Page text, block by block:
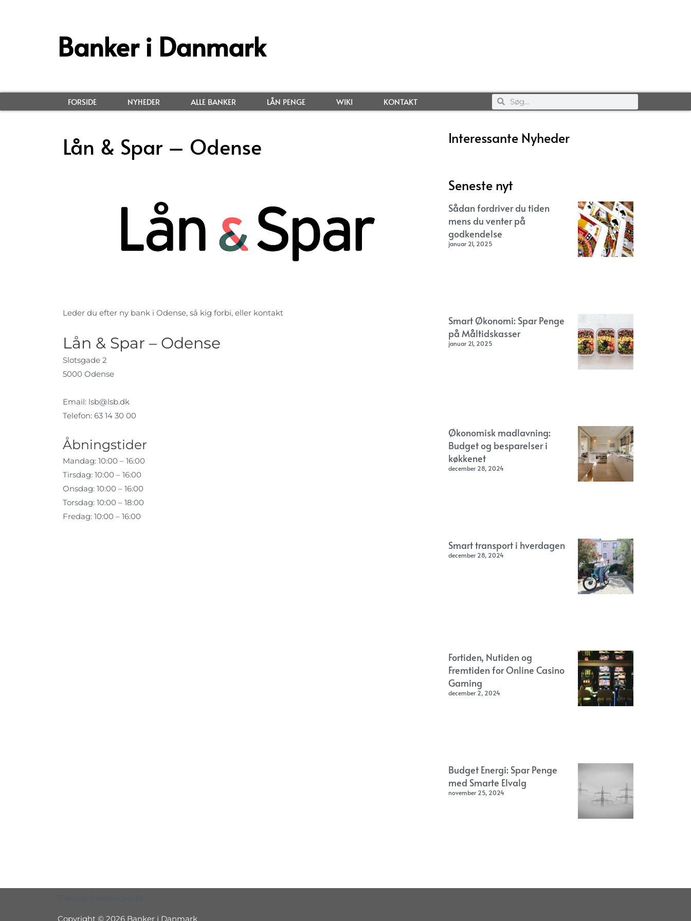
Banker i Danmark
FORSIDE NYHEDER ALLE BANKER LÅN PENGE WIKI KONTAKT
Lån & Spar – Odense
Leder du efter ny bank i Odense, så kig forbi, eller kontakt
Lån & Spar – Odense
Slotsgade 2
5000 Odense
Email: lsb@lsb.dk
Telefon: 63 14 30 00
Åbningstider
Mandag: 10:00 – 16:00
Tirsdag: 10:00 – 16:00
Onsdag: 10:00 – 16:00
Torsdag: 10:00 – 18:00
Fredag: 10:00 – 16:00
Interessante Nyheder
Seneste nyt
Sådan fordriver du tiden
mens du venter på
godkendelse
januar 21, 2025
Smart Økonomi: Spar Penge
på Måltidskasser
januar 21, 2025
Økonomisk madlavning:
Budget og besparelser i
køkkenet
december 28, 2024
Smart transport i hverdagen
december 28, 2024
Fortiden, Nutiden og
Fremtiden for Online Casino
Gaming
december 2, 2024
Budget Energi: Spar Penge
med Smarte Elvalg
november 25, 2024
Copyright © 2026 Banker i Danmark